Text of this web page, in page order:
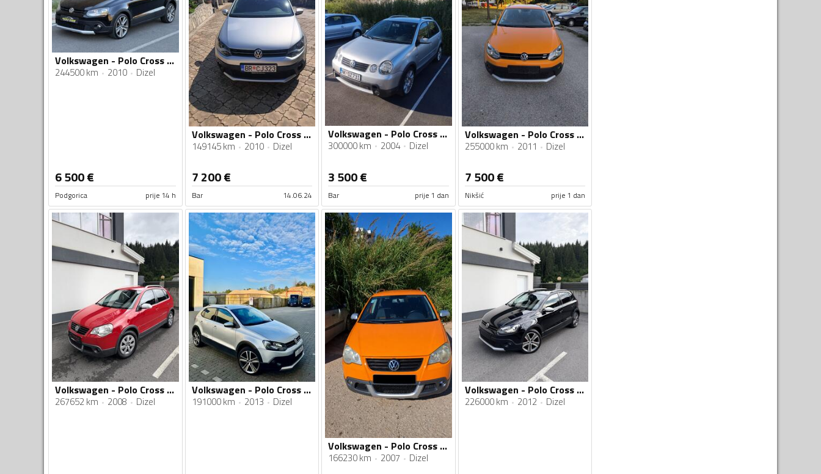
Volkswagen - Polo Cross - 1.6 TDI
244500 km 2010 Dizel
6 500€
Podgorica prije 14 h
Volkswagen - Polo Cross - 1.6 TDI
149145 km 2010 Dizel
7 200€
Bar 14.06.24
Volkswagen - Polo Cross - TDI
300000 km 2004 Dizel
3 500€
Bar prije 1 dan
Volkswagen - Polo Cross - 1.6 Tdi
255000 km 2011 Dizel
7 500€
Nikšić prije 1 dan
Volkswagen - Polo Cross - 1,9
267652 km 2008 Dizel
Volkswagen - Polo Cross - 1.6 tdi
191000 km 2013 Dizel
Volkswagen - Polo Cross - 1.4 TDI
166230 km 2007 Dizel
Volkswagen - Polo Cross - 1,6
226000 km 2012 Dizel